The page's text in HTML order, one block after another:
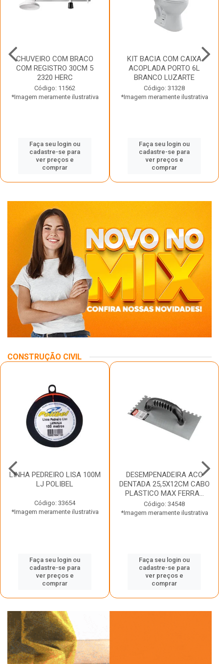
CHUVEIRO COM BRACO
COM REGISTRO 30CM 5
2320 HERC
Código: 11562
*Imagem meramente ilustrativa
Faça seu login ou
cadastre-se para
ver preços e
comprar
KIT BACIA COM CAIXA
ACOPLADA PORTO 6L
BRANCO LUZARTE
Código: 31328
*Imagem meramente ilustrativa
Faça seu login ou
cadastre-se para
ver preços e
comprar
CONSTRUÇÃO CIVIL
LINHA PEDREIRO LISA 100M
LJ POLIBEL
Código: 33654
*Imagem meramente ilustrativa
Faça seu login ou
cadastre-se para
ver preços e
comprar
DESEMPENADEIRA ACO
DENTADA 25,5X12CM CABO
PLASTICO MAX FERRA...
Código: 34548
*Imagem meramente ilustrativa
Faça seu login ou
cadastre-se para
ver preços e
comprar